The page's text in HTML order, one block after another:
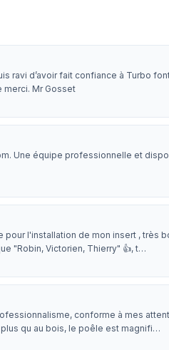
ravi d’avoir fait confiance à Turbo
merci. Mr Gosset
Une équipe professionnelle et
pour l'installation de mon insert , très
"Robin, Victorien, Thierry" 👍, t…
conforme à mes
qu au bois, le poêle est magnifi…